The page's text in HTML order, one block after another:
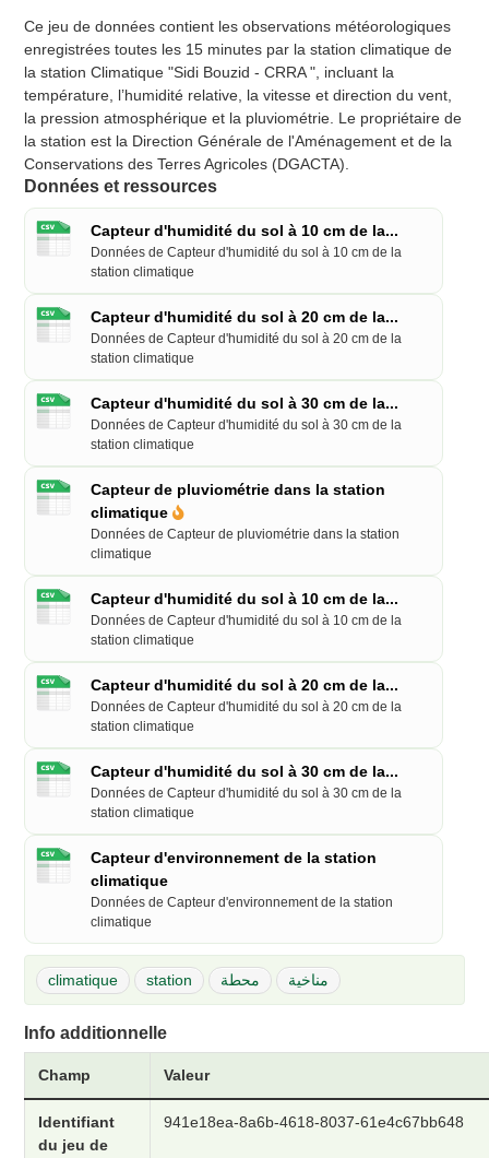
Ce jeu de données contient les observations météorologiques
enregistrées toutes les 15 minutes par la station climatique de
la station Climatique "Sidi Bouzid - CRRA ", incluant la
température, l’humidité relative, la vitesse et direction du vent,
la pression atmosphérique et la pluviométrie. Le propriétaire de
la station est la Direction Générale de l'Aménagement et de la
Conservations des Terres Agricoles (DGACTA).
Données et ressources
Capteur d'humidité du sol à 10 cm de la...
Données de Capteur d'humidité du sol à 10 cm de la
station climatique
Capteur d'humidité du sol à 20 cm de la...
Données de Capteur d'humidité du sol à 20 cm de la
station climatique
Capteur d'humidité du sol à 30 cm de la...
Données de Capteur d'humidité du sol à 30 cm de la
station climatique
Capteur de pluviométrie dans la station
climatique
Données de Capteur de pluviométrie dans la station
climatique
Capteur d'humidité du sol à 10 cm de la...
Données de Capteur d'humidité du sol à 10 cm de la
station climatique
Capteur d'humidité du sol à 20 cm de la...
Données de Capteur d'humidité du sol à 20 cm de la
station climatique
Capteur d'humidité du sol à 30 cm de la...
Données de Capteur d'humidité du sol à 30 cm de la
station climatique
Capteur d'environnement de la station
climatique
Données de Capteur d'environnement de la station
climatique
climatique station محطة مناخية
Info additionnelle
Champ Valeur
Identifiant
du jeu de
941e18ea-8a6b-4618-8037-61e4c67bb648